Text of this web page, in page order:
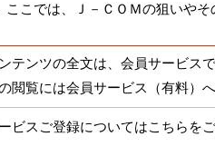
ここでは、Ｊ－ＣＯＭの狙いやそ
テンツの全文は、会員サービス
閲覧には会員サービス（有料）へ
ビスご登録についてはこちらをご